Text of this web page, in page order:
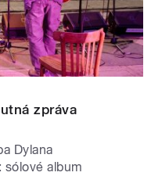
zpráva
Dylana
sólové album